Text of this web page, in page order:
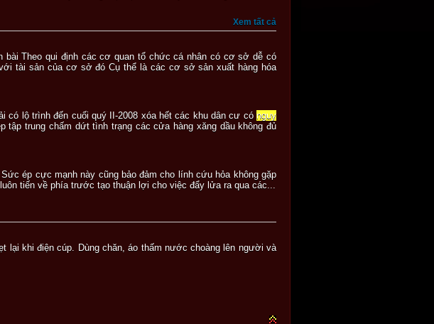
Xem tất cả
bài Theo qui định các cơ quan tổ chức cá nhân có cơ sở dễ có
tài sản của cơ sở đó Cụ thể là các cơ sở sản xuất hàng hóa
có lộ trình đến cuối quý II-2008 xóa hết các khu dân cư có nguy
tập trung chấm dứt tình trạng các cửa hàng xăng dầu không đủ
ép cực mạnh này cũng bảo đảm cho lính cứu hỏa không gặp
tiến về phía trước tạo thuận lợi cho việc đẩy lửa ra qua các...
lại khi điện cúp. Dùng chăn, áo thấm nước choàng lên người và